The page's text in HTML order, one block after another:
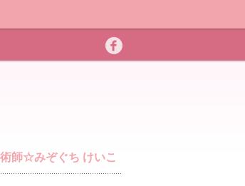
師☆みぞぐち けいこ